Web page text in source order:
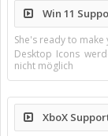
Win 11
She's ready to
Desktop Icons
nicht möglich
XboX